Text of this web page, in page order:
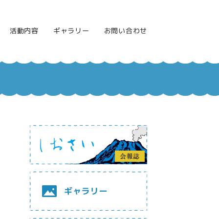
活動内容 ギャラリー お問い合わせ